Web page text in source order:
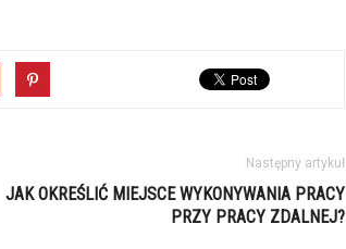
Następny artykuł
JAK OKREŚLIĆ MIEJSCE WYKONYWANIA PRACY
PRZY PRACY ZDALNEJ?